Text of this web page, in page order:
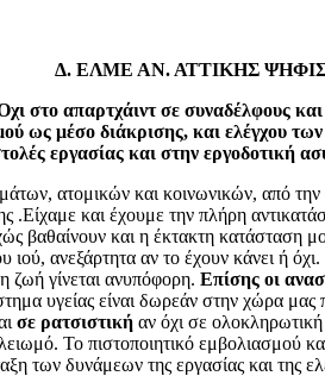
Δ. ΕΛΜΕ ΑΝ. ΑΤΤΙΚΗΣ
στο απαρτχάιντ σε συναδέλφους
ως μέσο διάκρισης, και ελέγχου
εργασίας και στην εργοδοτική
ατομικών και κοινωνικών, από
και έχουμε την πλήρη
και η έκτακτη κατάσταση
ανεξάρτητα αν το έχουν κάνει ή
ζωή γίνεται ανυπόφορη. Επίσης οι
υγείας είναι δωρεάν στην χώρα
σε ρατσιστική αν όχι σε ολοκληρωτική
Το πιστοποιητικό
των δυνάμεων της εργασίας και της